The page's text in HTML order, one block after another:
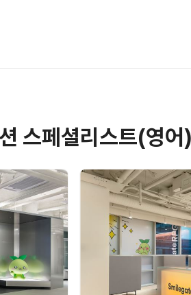
스페셜리스트(영